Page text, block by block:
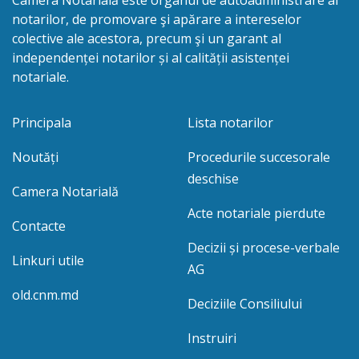
notarilor, de promovare şi apărare a intereselor
colective ale acestora, precum şi un garant al
independenței notarilor și al calității asistenței
notariale.
Principala
Noutăți
Camera Notarială
Contacte
Linkuri utile
old.cnm.md
Lista notarilor
Procedurile succesorale
deschise
Acte notariale pierdute
Decizii și procese-verbale
AG
Deciziile Consiliului
Instruiri